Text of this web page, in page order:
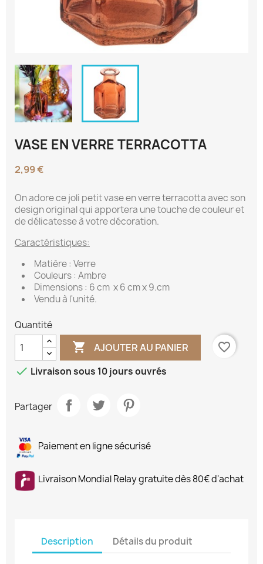
VASE EN VERRE TERRACOTTA
2,99 €
On adore ce joli petit vase en verre terracotta avec son
design original qui apportera une touche de couleur et
de délicatesse à votre décoration.
Caractéristiques:
Matière : Verre
Couleurs : Ambre
Dimensions : 6 cm x 6 cm x 9.cm
Vendu à l'unité.
Quantité
 AJOUTER AU PANIER
favorite_border
 Livraison sous 10 jours ouvrés
Partager
Paiement en ligne sécurisé
Livraison Mondial Relay gratuite dès 80€ d'achat
Description Détails du produit